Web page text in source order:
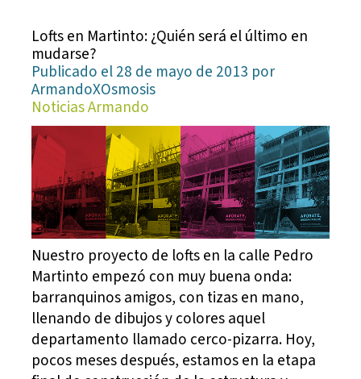
Lofts en Martinto: ¿Quién será el último en
mudarse?
Publicado el 28 de mayo de 2013 por
ArmandoXOsmosis
Noticias Armando
Nuestro proyecto de lofts en la calle Pedro
Martinto empezó con muy buena onda:
barranquinos amigos, con tizas en mano,
llenando de dibujos y colores aquel
departamento llamado cerco-pizarra. Hoy,
pocos meses después, estamos en la etapa